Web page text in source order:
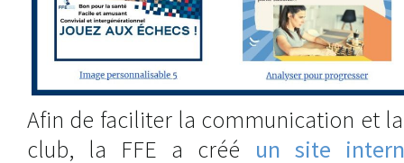
Afin de faciliter la communication et
club, la FFE a créé un site